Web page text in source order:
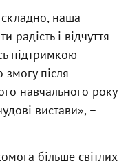
наша
радість і відчуття
підтримкою
змогу після
навчального року
вистави», –
більше світлих